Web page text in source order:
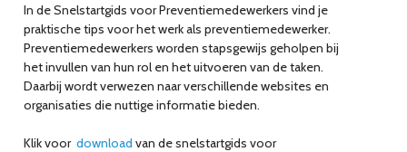
In de Snelstartgids voor Preventiemedewerkers vind je
praktische tips voor het werk als preventiemedewerker.
Preventiemedewerkers worden stapsgewijs geholpen bij
het invullen van hun rol en het uitvoeren van de taken.
Daarbij wordt verwezen naar verschillende websites en
organisaties die nuttige informatie bieden.
Klik voordownload van de snelstartgids voor